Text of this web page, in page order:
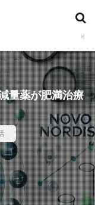
量薬が肥満治療